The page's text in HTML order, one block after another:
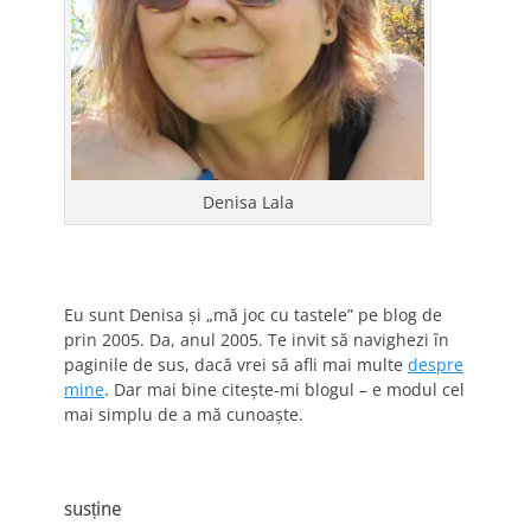
Denisa Lala
Eu sunt Denisa și „mă joc cu tastele” pe blog de
prin 2005. Da, anul 2005. Te invit să navighezi în
paginile de sus, dacă vrei să afli mai multe despre
mine. Dar mai bine citește-mi blogul – e modul cel
mai simplu de a mă cunoaște.
susține